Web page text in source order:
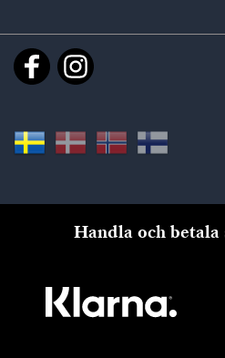
Handla och betala